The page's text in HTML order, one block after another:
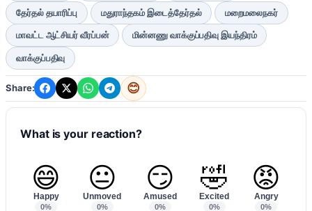
தேர்தல் தயாரிப்பு மதுராந்தகம் இடைத்தேர்தல் மறைமலைநகர்
மாவட்ட ஆட்சியர் வீரப்பன் மின்னணு வாக்குப்பதிவு இயந்திரம்
வாக்குப்பதிவு
Share: 😊
What is your reaction?
😄
Happy
0%
😐
Unmoved
0%
😏
Amused
0%
🤣
Excited
0%
😡
Angry
0%